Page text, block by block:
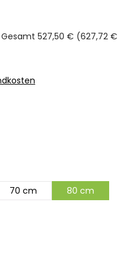
Gesamt 527,50 € (627,72 €
5 von 5 Sternen
70 cm 80 cm